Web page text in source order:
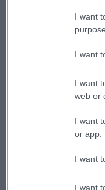
I want
I want
I want
web or
I want
or app.
I want
I want